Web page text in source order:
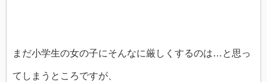
まだ小学生の女の子にそんなに厳しくするのは…と思っ
てしまうところですが、